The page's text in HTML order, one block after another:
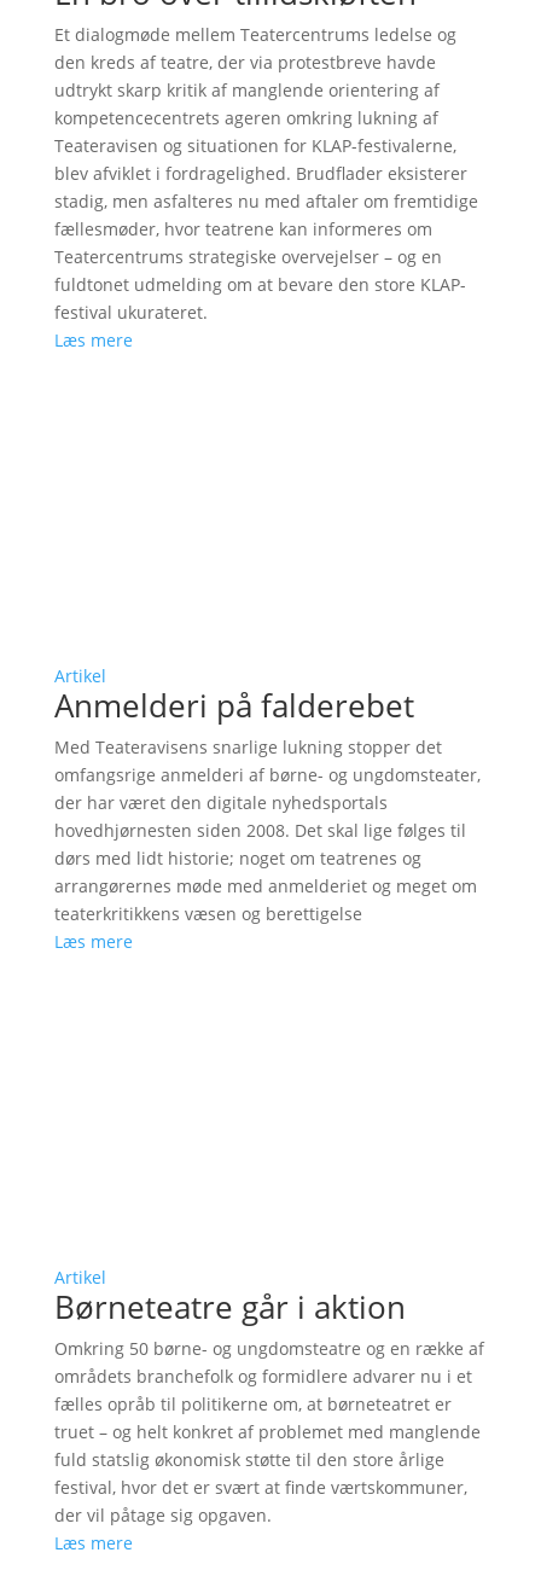
Et dialogmøde mellem Teatercentrums ledelse og
den kreds af teatre, der via protestbreve havde
udtrykt skarp kritik af manglende orientering af
kompetencecentrets ageren omkring lukning af
Teateravisen og situationen for KLAP-festivalerne,
blev afviklet i fordragelighed. Brudflader eksisterer
stadig, men asfalteres nu med aftaler om fremtidige
fællesmøder, hvor teatrene kan informeres om
Teatercentrums strategiske overvejelser – og en
fuldtonet udmelding om at bevare den store KLAP-
festival ukurateret.
Læs mere
Artikel
Anmelderi på falderebet
Med Teateravisens snarlige lukning stopper det
omfangsrige anmelderi af børne- og ungdomsteater,
der har været den digitale nyhedsportals
hovedhjørnesten siden 2008. Det skal lige følges til
dørs med lidt historie; noget om teatrenes og
arrangørernes møde med anmelderiet og meget om
teaterkritikkens væsen og berettigelse
Læs mere
Artikel
Børneteatre går i aktion
Omkring 50 børne- og ungdomsteatre og en række af
områdets branchefolk og formidlere advarer nu i et
fælles opråb til politikerne om, at børneteatret er
truet – og helt konkret af problemet med manglende
fuld statslig økonomisk støtte til den store årlige
festival, hvor det er svært at finde værtskommuner,
der vil påtage sig opgaven.
Læs mere